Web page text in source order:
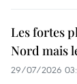
Les fortes
Nord mais
29/07/2026